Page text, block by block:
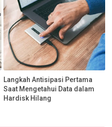
Langkah Antisipasi Pertama
Saat Mengetahui Data dalam
Hardisk Hilang